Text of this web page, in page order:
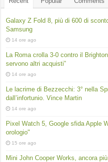
Galaxy Z Fold 8, più di 600 di
Samsung
14 ore ago
La Roma crolla 3-0 contro il
servono altri acquisti”
14 ore ago
Le lacrime di Bezzecchi: 3° nella
dall’infortunio. Vince Martin
14 ore ago
Pixel Watch 5, Google sfida Apple
orologio"
15 ore ago
Mini John Cooper Works, ancora